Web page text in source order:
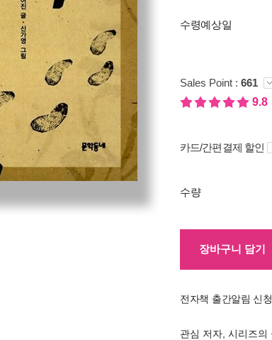
수령예상일
Sales Point : 661
9.8
카드/간편결제 할인
수량
장바구니 담기
전자책 출간알림 신청
관심 저자, 시리즈의